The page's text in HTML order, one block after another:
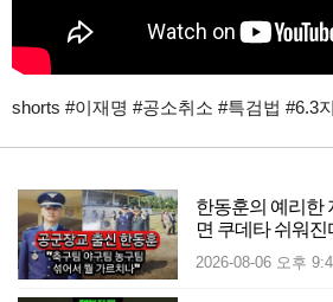
shorts #이재명 #공소취소 #특검법 #6.3
한동훈의 예리한
면 쿠데타 쉬워진
2026-08-06 오후